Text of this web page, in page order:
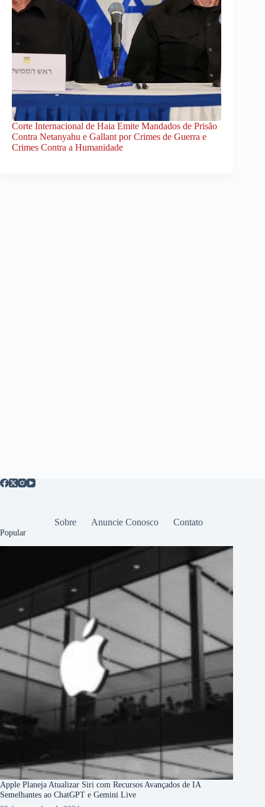
Corte Internacional de Haia Emite Mandados de Prisão
Contra Netanyahu e Gallant por Crimes de Guerra e
Crimes Contra a Humanidade
Sobre Anuncie Conosco Contato
Popular
Apple Planeja Atualizar Siri com Recursos Avançados de IA
Semelhantes ao ChatGPT e Gemini Live